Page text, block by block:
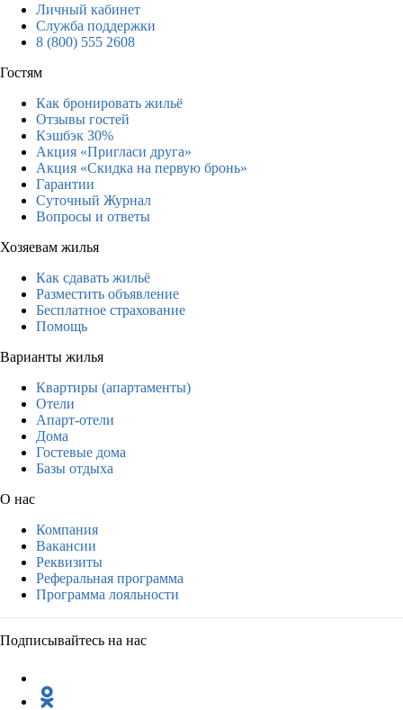
Личный кабинет
Служба поддержки
8 (800) 555 2608
Гостям
Как бронировать жильё
Отзывы гостей
Кэшбэк 30%
Акция «Пригласи друга»
Акция «Скидка на первую бронь»
Гарантии
Суточный Журнал
Вопросы и ответы
Хозяевам жилья
Как сдавать жильё
Разместить объявление
Бесплатное страхование
Помощь
Варианты жилья
Квартиры (апартаменты)
Отели
Апарт-отели
Дома
Гостевые дома
Базы отдыха
О нас
Компания
Вакансии
Реквизиты
Реферальная программа
Программа лояльности
Подписывайтесь на нас